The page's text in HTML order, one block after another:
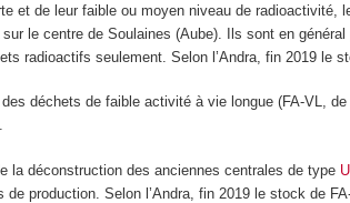
et de leur faible ou moyen niveau de
sur le centre de Soulaines (Aube). Ils sont en
radioactifs seulement. Selon l’Andra, fin 2019 le
déchets de faible activité à vie longue (FA-VL,
la déconstruction des anciennes centrales de type
de production. Selon l’Andra, fin 2019 le stock de